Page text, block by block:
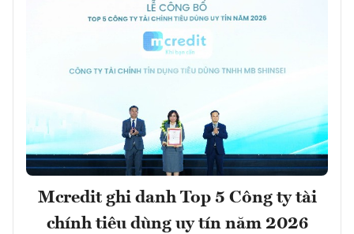
Mcredit ghi danh Top 5 Công ty tài
chính tiêu dùng uy tín năm 2026